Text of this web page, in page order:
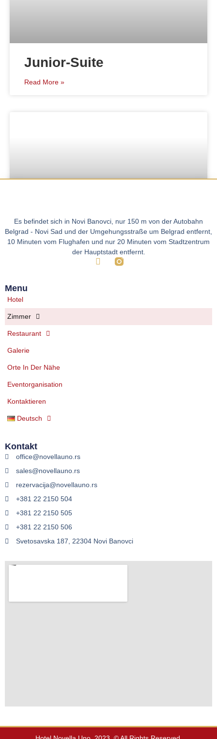
Junior-Suite
Read More »
Superior-Suite
Es befindet sich in Novi Banovci, nur 150 m von der Autobahn
Belgrad - Novi Sad und der Umgehungsstraße um Belgrad entfernt,
10 Minuten vom Flughafen und nur 20 Minuten vom Stadtzentrum
der Hauptstadt entfernt.
Menu
Hotel
Zimmer
Restaurant
Galerie
Orte In Der Nähe
Eventorganisation
Kontaktieren
Deutsch
Kontakt
office@novellauno.rs
sales@novellauno.rs
rezervacija@novellauno.rs
+381 22 2150 504
+381 22 2150 505
+381 22 2150 506
Svetosavska 187, 22304 Novi Banovci